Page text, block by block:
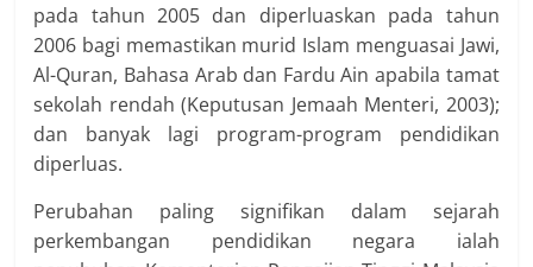
pada tahun 2005 dan diperluaskan pada tahun
2006 bagi memastikan murid Islam menguasai Jawi,
Al-Quran, Bahasa Arab dan Fardu Ain apabila tamat
sekolah rendah (Keputusan Jemaah Menteri, 2003);
dan banyak lagi program-program pendidikan
diperluas.
Perubahan paling signifikan dalam sejarah
perkembangan pendidikan negara ialah